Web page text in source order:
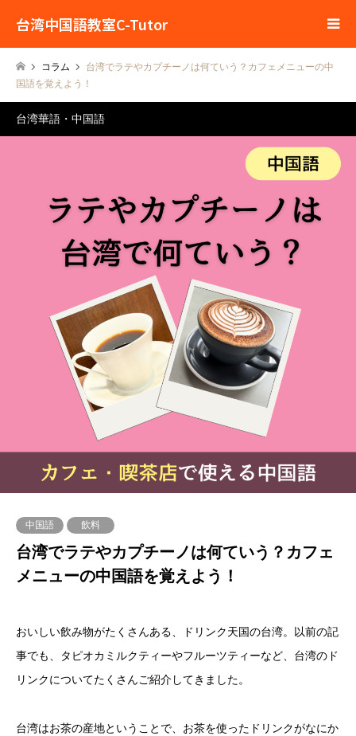
台湾中国語教室C-Tutor
コラム
台湾でラテやカプチーノは何ていう？カフェメニューの中
国語を覚えよう！
台湾華語・中国語
中国語 飲料
台湾でラテやカプチーノは何ていう？カフェ
メニューの中国語を覚えよう！
おいしい飲み物がたくさんある、ドリンク天国の台湾。以前の記
事でも、タピオカミルクティーやフルーツティーなど、台湾のド
リンクについてたくさんご紹介してきました。
台湾はお茶の産地ということで、お茶を使ったドリンクがなにか